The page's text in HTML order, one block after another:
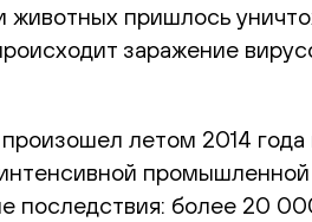
животных пришлось
заражение
летом 2014
последствия: более 20